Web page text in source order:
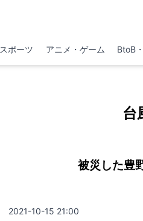
スポーツ アニメ・ゲーム BtoB
台
被災した豊
2021-10-15 21:00